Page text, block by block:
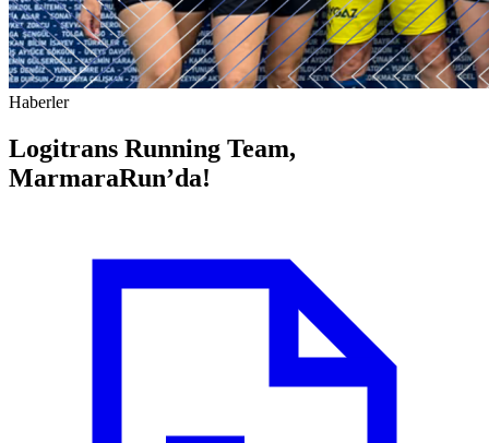
Haberler
Logitrans Running Team,
MarmaraRun’da!